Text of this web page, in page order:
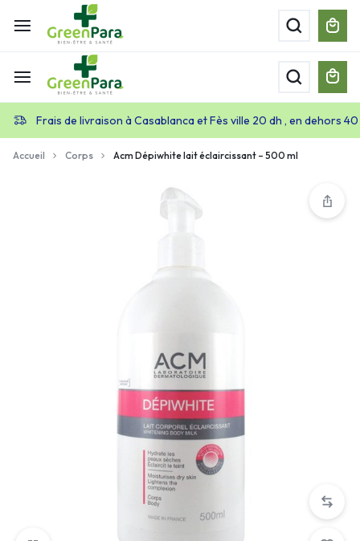
Frais de livraison à Casablanca et Fès ville 20 dh , en dehors
Accueil Corps Acm Dépiwhite lait éclaircissant – 500 ml